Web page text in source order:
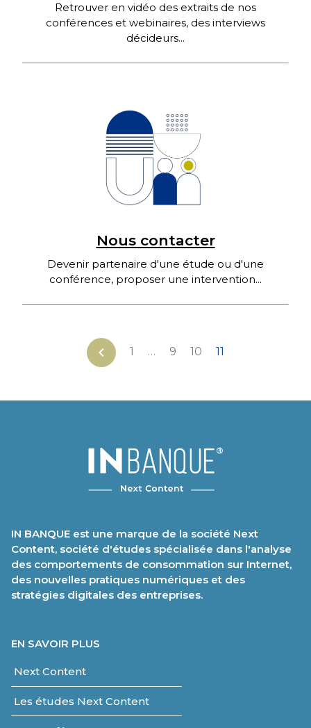
Retrouver en vidéo des extraits de nos
conférences et webinaires, des interviews
décideurs...
Nous contacter
Devenir partenaire d'une étude ou d'une
conférence, proposer une intervention...
chevron_left 1 … 9 10 11
IN BANQUE est une marque de la société Next
Content, société d'études spécialisée dans l'analyse
des comportements de consommation sur Internet,
des nouvelles pratiques numériques et des
stratégies digitales des entreprises.
EN SAVOIR PLUS
Next Content
Les études Next Content